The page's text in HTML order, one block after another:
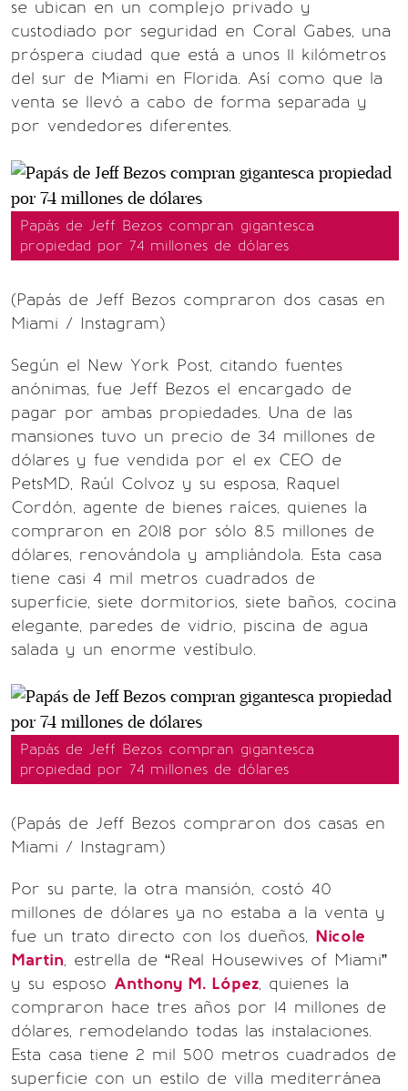
se ubican en un complejo privado y
custodiado por seguridad en Coral Gabes, una
próspera ciudad que está a unos 11 kilómetros
del sur de Miami en Florida. Así como que la
venta se llevó a cabo de forma separada y
por vendedores diferentes.
Papás de Jeff Bezos compran gigantesca
propiedad por 74 millones de dólares
(Papás de Jeff Bezos compraron dos casas en
Miami / Instagram)
Según el New York Post, citando fuentes
anónimas, fue Jeff Bezos el encargado de
pagar por ambas propiedades. Una de las
mansiones tuvo un precio de 34 millones de
dólares y fue vendida por el ex CEO de
PetsMD, Raúl Colvoz y su esposa, Raquel
Cordón, agente de bienes raíces, quienes la
compraron en 2018 por sólo 8.5 millones de
dólares, renovándola y ampliándola. Esta casa
tiene casi 4 mil metros cuadrados de
superficie, siete dormitorios, siete baños, cocina
elegante, paredes de vidrio, piscina de agua
salada y un enorme vestíbulo.
Papás de Jeff Bezos compran gigantesca
propiedad por 74 millones de dólares
(Papás de Jeff Bezos compraron dos casas en
Miami / Instagram)
Por su parte, la otra mansión, costó 40
millones de dólares ya no estaba a la venta y
fue un trato directo con los dueños, Nicole
Martin, estrella de “Real Housewives of Miami”
y su esposo Anthony M. López, quienes la
compraron hace tres años por 14 millones de
dólares, remodelando todas las instalaciones.
Esta casa tiene 2 mil 500 metros cuadrados de
superficie con un estilo de villa mediterránea